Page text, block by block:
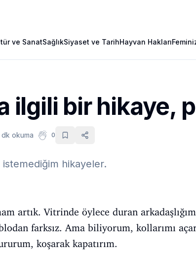
ve SanatSağlıkSiyaset ve TarihHayvan Hakları
ilgili bir hikaye,
dk okuma 0
istemediğim hikayeler.
artık. Vitrinde öylece duran
farksız. Ama biliyorum, kollarımı
koşarak kapatırım.